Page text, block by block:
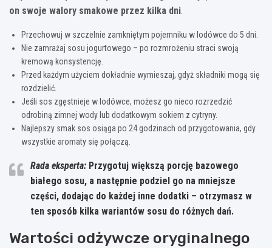
on swoje walory smakowe przez kilka dni.
Przechowuj w szczelnie zamkniętym pojemniku w lodówce do 5 dni.
Nie zamrażaj sosu jogurtowego – po rozmrożeniu straci swoją
kremową konsystencję.
Przed każdym użyciem dokładnie wymieszaj, gdyż składniki mogą się
rozdzielić.
Jeśli sos zgęstnieje w lodówce, możesz go nieco rozrzedzić
odrobiną zimnej wody lub dodatkowym sokiem z cytryny.
Najlepszy smak sos osiąga po 24 godzinach od przygotowania, gdy
wszystkie aromaty się połączą.
Rada eksperta: Przygotuj większą porcję bazowego
białego sosu, a następnie podziel go na mniejsze
części, dodając do każdej inne dodatki – otrzymasz w
ten sposób kilka wariantów sosu do różnych dań.
Wartości odżywcze oryginalnego